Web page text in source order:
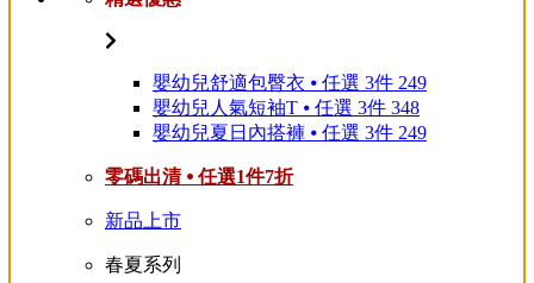
嬰幼兒舒適包臀衣 ⦁ 任選 3件 249
嬰幼兒人氣短袖T ⦁ 任選 3件 348
嬰幼兒夏日內搭褲 ⦁ 任選 3件 249
零碼出清 ⦁ 任選1件7折
新品上市
春夏系列